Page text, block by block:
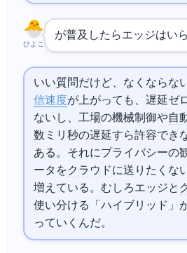
ひよこ
が普及したらエッジAIはい
いい質問だけど、なくならな
信速度が上がっても、遅延ゼ
ないし、工場の機械制御や自
数ミリ秒の遅延すら許容でき
ある。それにプライバシーの
ータをクラウドに送りたくな
増えている。むしろエッジと
使い分ける「ハイブリッドAI」
っていくんだ。